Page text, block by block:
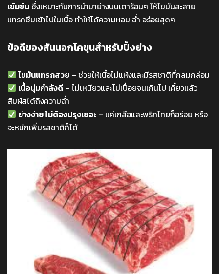
เข้มข้น ซึ่งเหมาะกับการนำมาย่างบนเตาร้อนๆ ให้ไขมันละลาย
แทรกซึมเข้าไปในเนื้อ ทำให้ได้ความหอม ฉ่ำ อร่อยสุดๆ
ข้อดีของสันนอกโคขุนสำหรับปิ้งย่าง
ไขมันแทรกสวย – ช่วยให้เนื้อไม่แห้งและมีรสชาติที่กลมกล่อม
เนื้อนุ่มกำลังดี – ไม่เหนียวและไม่เปื่อยจนเกินไป เคี้ยวแล้ว
สัมผัสได้ถึงความฉ่ำ
ย่างง่าย ไม่ต้องปรุงเยอะ – แค่เกลือและพริกไทยก็อร่อย หรือ
จะหมักเพิ่มรสชาติก็ได้